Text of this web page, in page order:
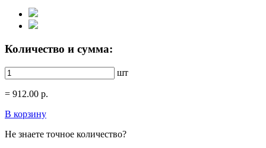
Количество и сумма:
шт
= 912.00 р.
В корзину
Не знаете точное количество?